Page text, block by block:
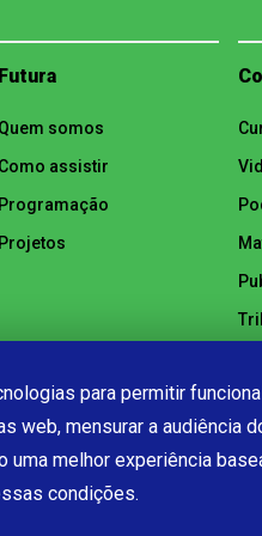
Futura
Quem somos
Como assistir
Programação
Projetos
para permitir
web, mensurar a audiência
melhor experiência
condições.